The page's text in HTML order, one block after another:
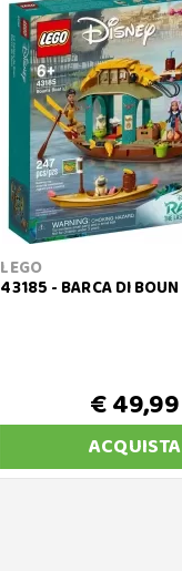
LEGO
43185 - BARCA DI BOUN
€ 49,99
ACQUISTA